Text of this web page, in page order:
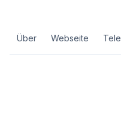
Über Webseite